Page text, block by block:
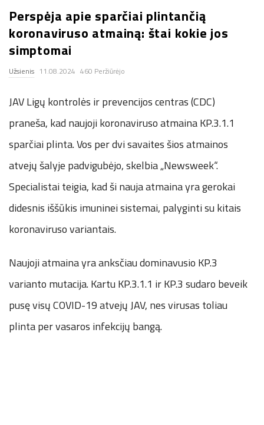
.
c
o
.
u
k
Perspėja apie sparčiai plintančią
koronaviruso atmainą: štai kokie jos
simptomai
Užsienis 11.08.2024 460 Peržiūrėjo
JAV Ligų kontrolės ir prevencijos centras (CDC)
praneša, kad naujoji koronaviruso atmaina KP.3.1.1
sparčiai plinta. Vos per dvi savaites šios atmainos
atvejų šalyje padvigubėjo, skelbia „Newsweek“.
Specialistai teigia, kad ši nauja atmaina yra gerokai
didesnis iššūkis imuninei sistemai, palyginti su kitais
koronaviruso variantais.
Naujoji atmaina yra anksčiau dominavusio KP.3
varianto mutacija. Kartu KP.3.1.1 ir KP.3 sudaro beveik
pusę visų COVID-19 atvejų JAV, nes virusas toliau
plinta per vasaros infekcijų bangą.